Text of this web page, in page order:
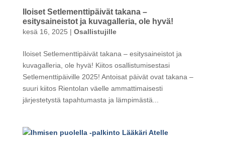
Iloiset Setlementtipäivät takana –
esitysaineistot ja kuvagalleria, ole hyvä!
kesä 16, 2025 | Osallistujille
Iloiset Setlementtipäivät takana – esitysaineistot ja
kuvagalleria, ole hyvä! Kiitos osallistumisestasi
Setlementtipäiville 2025! Antoisat päivät ovat takana –
suuri kiitos Rientolan väelle ammattimaisesti
järjestetystä tapahtumasta ja lämpimästä...